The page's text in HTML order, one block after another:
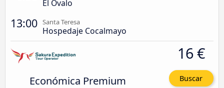
El Ovalo
13:00 Santa Teresa
Hospedaje Cocalmayo
Económica Premium
16 €
Buscar